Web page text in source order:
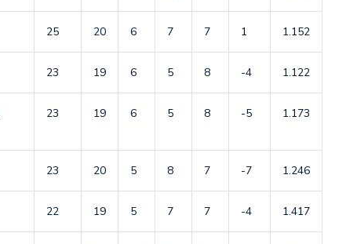
25 20 6 7 7 1 1.152
23 19 6 5 8 -4 1.122
23 19 6 5 8 -5 1.173
23 20 5 8 7 -7 1.246
22 19 5 7 7 -4 1.417